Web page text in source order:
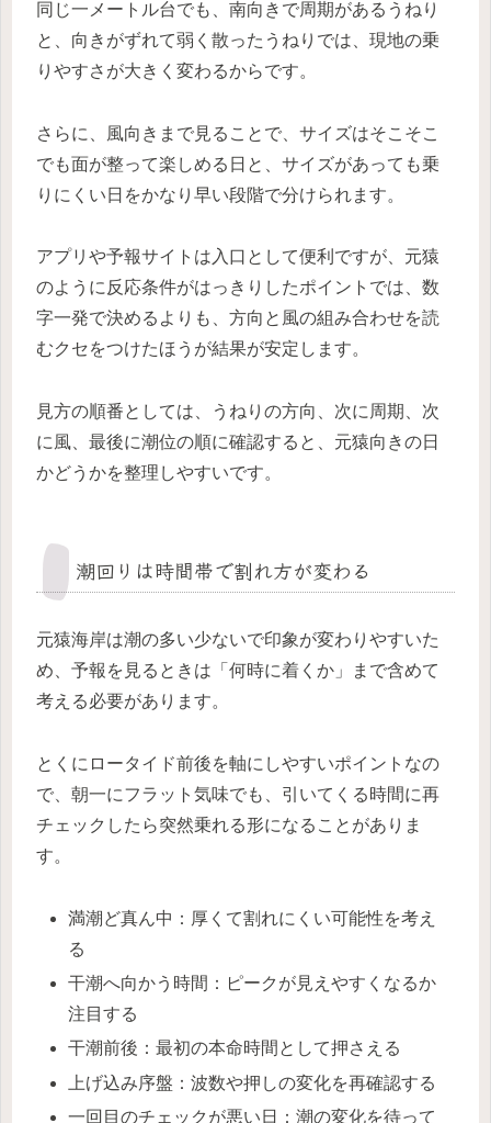
同じ一メートル台でも、南向きで周期があるうねり
と、向きがずれて弱く散ったうねりでは、現地の乗
りやすさが大きく変わるからです。
さらに、風向きまで見ることで、サイズはそこそこ
でも面が整って楽しめる日と、サイズがあっても乗
りにくい日をかなり早い段階で分けられます。
アプリや予報サイトは入口として便利ですが、元猿
のように反応条件がはっきりしたポイントでは、数
字一発で決めるよりも、方向と風の組み合わせを読
むクセをつけたほうが結果が安定します。
見方の順番としては、うねりの方向、次に周期、次
に風、最後に潮位の順に確認すると、元猿向きの日
かどうかを整理しやすいです。
潮回りは時間帯で割れ方が変わる
元猿海岸は潮の多い少ないで印象が変わりやすいた
め、予報を見るときは「何時に着くか」まで含めて
考える必要があります。
とくにロータイド前後を軸にしやすいポイントなの
で、朝一にフラット気味でも、引いてくる時間に再
チェックしたら突然乗れる形になることがありま
す。
満潮ど真ん中：厚くて割れにくい可能性を考え
る
干潮へ向かう時間：ピークが見えやすくなるか
注目する
干潮前後：最初の本命時間として押さえる
上げ込み序盤：波数や押しの変化を再確認する
一回目のチェックが悪い日：潮の変化を待って